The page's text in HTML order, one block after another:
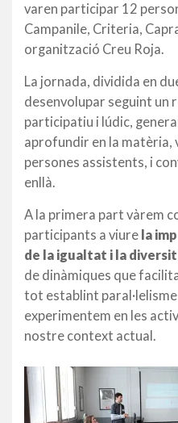
varen participar 12
Campanile, Criteria,
organització Creu Roja.
La jornada, dividida en
desenvolupar seguint un
participatiu i lúdic,
aprofundir en la matèria,
persones assistents, i
enllà.
A la primera part vàrem
participants a viure la
de la igualtat i la
de dinàmiques que
tot establint
experimentem en les
nostre context actual.